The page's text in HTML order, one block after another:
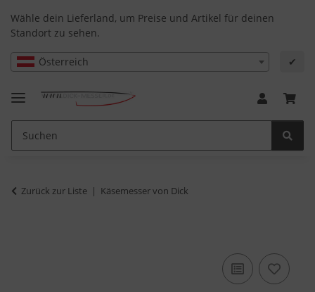
Wähle dein Lieferland, um Preise und Artikel für deinen
Standort zu sehen.
Österreich ✔
Zurück zur Liste Käsemesser von Dick